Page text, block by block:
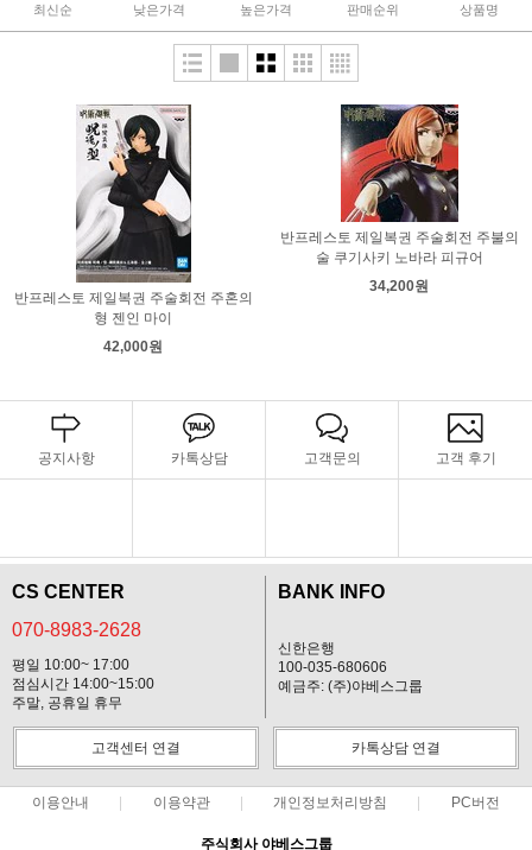
최신순 낮은가격 높은가격 판매순위 상품명
반프레스토 제일복권 주술회전 주혼의
형 젠인 마이
42,000원
반프레스토 제일복권 주술회전 주불의
술 쿠기사키 노바라 피규어
34,200원
공지사항 카톡상담 고객문의 고객 후기
CS CENTER
070-8983-2628
평일 10:00~ 17:00
점심시간 14:00~15:00
주말, 공휴일 휴무
BANK INFO
신한은행
100-035-680606
예금주: (주)야베스그룹
고객센터 연결 카톡상담 연결
이용안내 이용약관 개인정보처리방침 PC버전
주식회사 야베스그룹